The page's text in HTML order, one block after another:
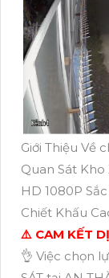
Giới Thiệu Về
Quan Sát Kho
HD 1080P
Chiết Khấu
⚠️ CAM KẾT
👌 Việc chọn